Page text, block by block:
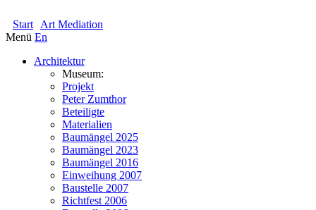
Start
Art Mediation
Menü En
Architektur
Museum:
Projekt
Peter Zumthor
Beteiligte
Materialien
Baumängel 2025
Baumängel 2023
Baumängel 2016
Einweihung 2007
Baustelle 2007
Richtfest 2006